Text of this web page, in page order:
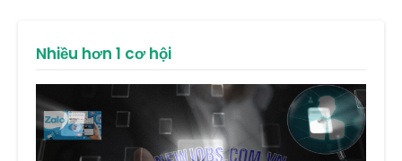
Nhiều hơn 1 cơ hội